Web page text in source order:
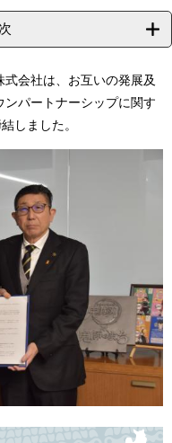
会社は、お互いの発展及
パートナーシップに関す
しました。